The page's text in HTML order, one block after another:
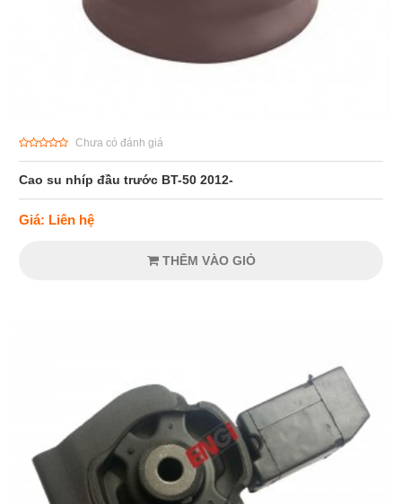
Chưa có đánh giá
Cao su nhíp đầu trước BT-50 2012-
Giá: Liên hệ
THÊM VÀO GIỎ